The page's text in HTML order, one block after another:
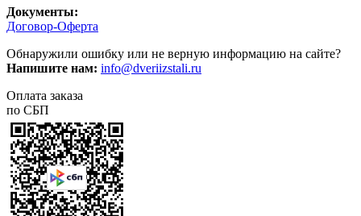
Документы:
Договор-Оферта
Обнаружили ошибку или не верную информацию на сайте?
Напишите нам: info@dveriizstali.ru
Оплата заказа
по СБП